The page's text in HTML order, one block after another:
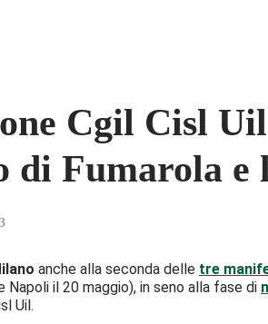
Cgil Cisl
di Fumarola e
anche alla seconda delle tre
Napoli il 20 maggio), in seno alla fase di
Uil.